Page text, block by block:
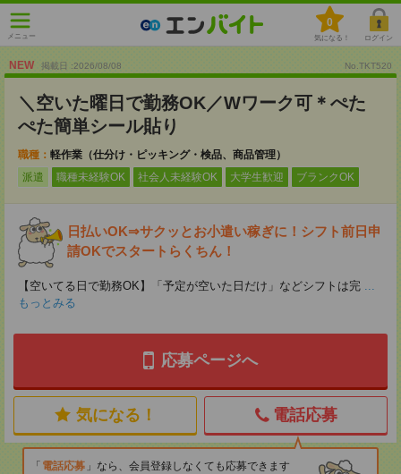
メニュー
0
気になる！ ログイン
NEW 掲載日 :2026/08/08 No.TKT520
＼空いた曜日で勤務OK／Wワーク可＊ぺた
ぺた簡単シール貼り
職種： 軽作業（仕分け・ピッキング・検品、商品管理）
派遣
職種未経験OK 社会人未経験OK 大学生歓迎 ブランクOK
日払いOK⇒サクッとお小遣い稼ぎに！シフト前日申
請OKでスタートらくちん！
【空いてる日で勤務OK】「予定が空いた日だけ」などシフトは完 ...
もっとみる
応募ページへ
気になる！ 電話応募
電話応募
なら、会員登録しなくても応募できます